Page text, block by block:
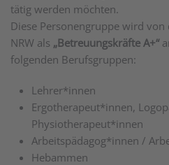
tätig werden möchten.
Diese Personengruppe wird
NRW als „Betreuungskräfte A+“
folgenden Berufsgruppen:
Lehrer*innen
Ergotherapeut*innen,
Physiotherapeut*innen
Arbeitspädagog*innen /
Hebammen